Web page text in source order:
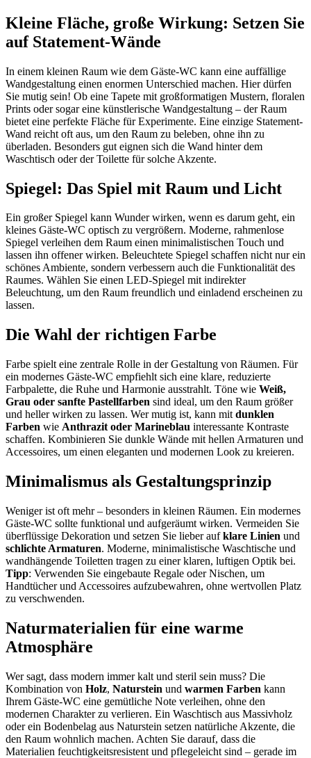
Kleine Fläche, große Wirkung: Setzen Sie
auf Statement-Wände
In einem kleinen Raum wie dem Gäste-WC kann eine auffällige
Wandgestaltung einen enormen Unterschied machen. Hier dürfen
Sie mutig sein! Ob eine Tapete mit großformatigen Mustern, floralen
Prints oder sogar eine künstlerische Wandgestaltung – der Raum
bietet eine perfekte Fläche für Experimente. Eine einzige Statement-
Wand reicht oft aus, um den Raum zu beleben, ohne ihn zu
überladen. Besonders gut eignen sich die Wand hinter dem
Waschtisch oder der Toilette für solche Akzente.
Spiegel: Das Spiel mit Raum und Licht
Ein großer Spiegel kann Wunder wirken, wenn es darum geht, ein
kleines Gäste-WC optisch zu vergrößern. Moderne, rahmenlose
Spiegel verleihen dem Raum einen minimalistischen Touch und
lassen ihn offener wirken. Beleuchtete Spiegel schaffen nicht nur ein
schönes Ambiente, sondern verbessern auch die Funktionalität des
Raumes. Wählen Sie einen LED-Spiegel mit indirekter
Beleuchtung, um den Raum freundlich und einladend erscheinen zu
lassen.
Die Wahl der richtigen Farbe
Farbe spielt eine zentrale Rolle in der Gestaltung von Räumen. Für
ein modernes Gäste-WC empfiehlt sich eine klare, reduzierte
Farbpalette, die Ruhe und Harmonie ausstrahlt. Töne wie Weiß,
Grau oder sanfte Pastellfarben sind ideal, um den Raum größer
und heller wirken zu lassen. Wer mutig ist, kann mit dunklen
Farben wie Anthrazit oder Marineblau interessante Kontraste
schaffen. Kombinieren Sie dunkle Wände mit hellen Armaturen und
Accessoires, um einen eleganten und modernen Look zu kreieren.
Minimalismus als Gestaltungsprinzip
Weniger ist oft mehr – besonders in kleinen Räumen. Ein modernes
Gäste-WC sollte funktional und aufgeräumt wirken. Vermeiden Sie
überflüssige Dekoration und setzen Sie lieber aufklare Linien und
schlichte Armaturen. Moderne, minimalistische Waschtische und
wandhängende Toiletten tragen zu einer klaren, luftigen Optik bei.
Tipp: Verwenden Sie eingebaute Regale oder Nischen, um
Handtücher und Accessoires aufzubewahren, ohne wertvollen Platz
zu verschwenden.
Naturmaterialien für eine warme
Atmosphäre
Wer sagt, dass modern immer kalt und steril sein muss? Die
Kombination von Holz, Naturstein und warmen Farben kann
Ihrem Gäste-WC eine gemütliche Note verleihen, ohne den
modernen Charakter zu verlieren. Ein Waschtisch aus Massivholz
oder ein Bodenbelag aus Naturstein setzen natürliche Akzente, die
den Raum wohnlich machen. Achten Sie darauf, dass die
Materialien feuchtigkeitsresistent und pflegeleicht sind – gerade im